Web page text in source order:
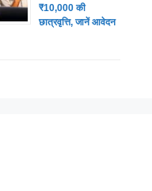
₹10,000 की
छात्रवृत्ति, जानें आवेदन